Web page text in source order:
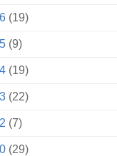
(19)
(9)
(19)
(22)
(7)
(29)